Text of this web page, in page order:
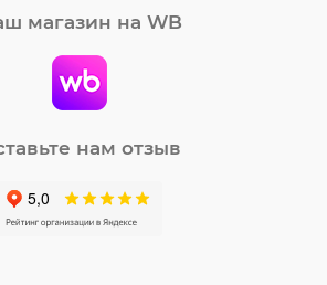
магазин на WB
нам отзыв